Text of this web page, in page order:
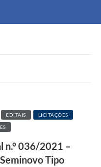
EDITAIS LICITAÇÕES
n.° 036/2021 –
Tipo